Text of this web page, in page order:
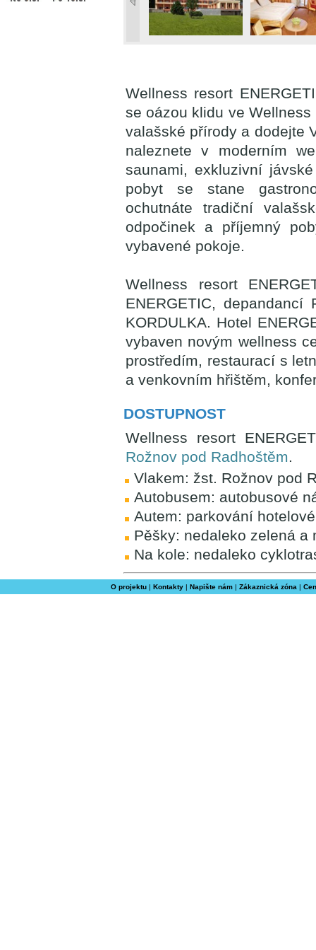
Wellness resort
se oázou klidu ve
valašské přírody a dodejte
naleznete v moderním
saunami, exkluzivní
pobyt se stane
ochutnáte tradiční
odpočinek a příjemný
vybavené pokoje.
Wellness resort
ENERGETIC,
KORDULKA. Hotel
vybaven novým wellness
prostředím, restaurací s
a venkovním hřištěm,
DOSTUPNOST
Wellness resort
Rožnov pod Radhoštěm.
Vlakem: žst. Rožnov pod
Autobusem: autobusové
Autem: parkování
Pěšky: nedaleko zelená a
Na kole: nedaleko
O projektu| Kontakty| Napište nám| Zákaznická zóna|